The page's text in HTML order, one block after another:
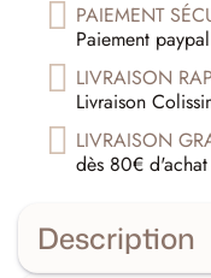
PAIEMENT
Paiement
LIVRAISON
Livraison
LIVRAISON
dès 80€ d'achat
Description